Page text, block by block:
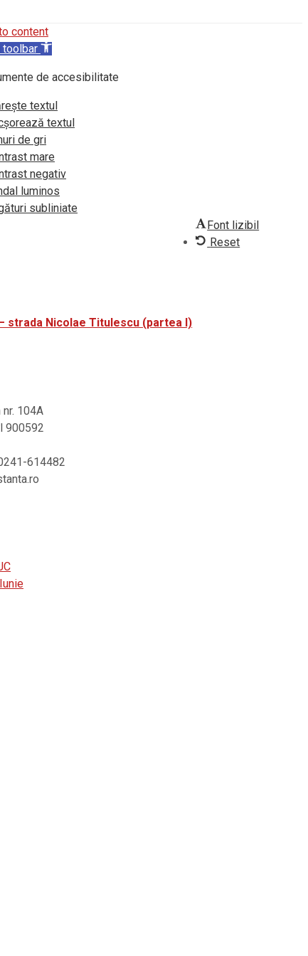
strada Nicolae Titulescu (partea I)
104A
900592
614482
content
toolbar
de accesibilitate
textul
textul
de gri
mare
negativ
luminos
subliniate
Font lizibil
Reset